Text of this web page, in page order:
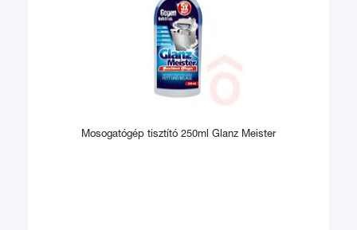
Mosogatógép tisztító 250ml Glanz Meister